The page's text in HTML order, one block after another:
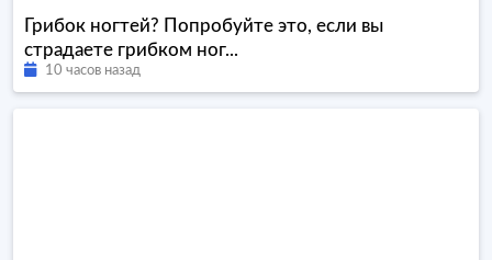
Грибок ногтей? Попробуйте это, если вы
страдаете грибком ног...
10 часов назад